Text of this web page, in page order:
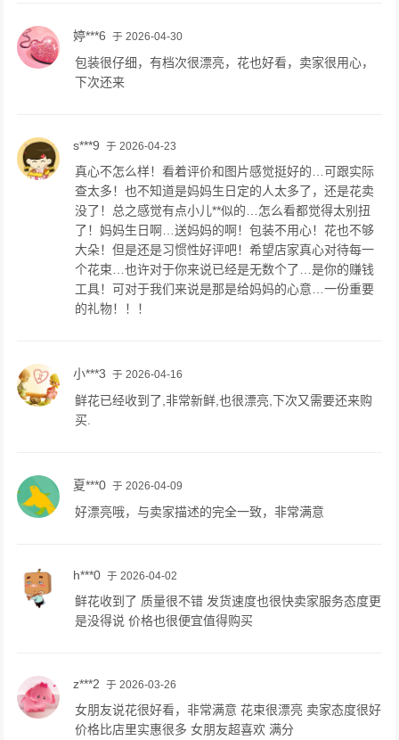
婷***6 于 2026-04-30
包装很仔细，有档次很漂亮，花也好看，卖家很用心，
下次还来
s***9 于 2026-04-23
真心不怎么样！看着评价和图片感觉挺好的…可跟实际
查太多！也不知道是妈妈生日定的人太多了，还是花卖
没了！总之感觉有点小儿**似的…怎么看都觉得太别扭
了！妈妈生日啊…送妈妈的啊！包装不用心！花也不够
大朵！但是还是习惯性好评吧！希望店家真心对待每一
个花束…也许对于你来说已经是无数个了…是你的赚钱
工具！可对于我们来说是那是给妈妈的心意…一份重要
的礼物！！！
小***3 于 2026-04-16
鲜花已经收到了,非常新鲜,也很漂亮,下次又需要还来购
买.
夏***0 于 2026-04-09
好漂亮哦，与卖家描述的完全一致，非常满意
h***0 于 2026-04-02
鲜花收到了 质量很不错 发货速度也很快卖家服务态度更
是没得说 价格也很便宜值得购买
z***2 于 2026-03-26
女朋友说花很好看，非常满意 花束很漂亮 卖家态度很好
价格比店里实惠很多 女朋友超喜欢 满分